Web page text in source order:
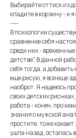
Выбирайте оттиск из
кладите в корзину - и
-----
В психологии
сравнение себя
среди них -
детстве". В данной
себя тогда, а
еще рисую, я все еще
наоброт. Я надеюсь
своих детских
работа - конеч, про
знания о мужской
простите, тоже
ушла назад, осталась